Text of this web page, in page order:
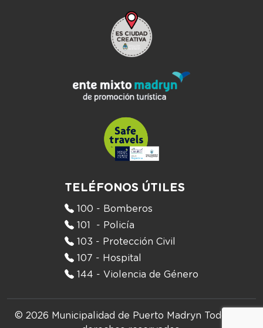
TELÉFONOS ÚTILES
100 - Bomberos
101 - Policía
103 - Protección Civil
107 - Hospital
144 - Violencia de Género
© 2026 Municipalidad de Puerto Madryn Todos los